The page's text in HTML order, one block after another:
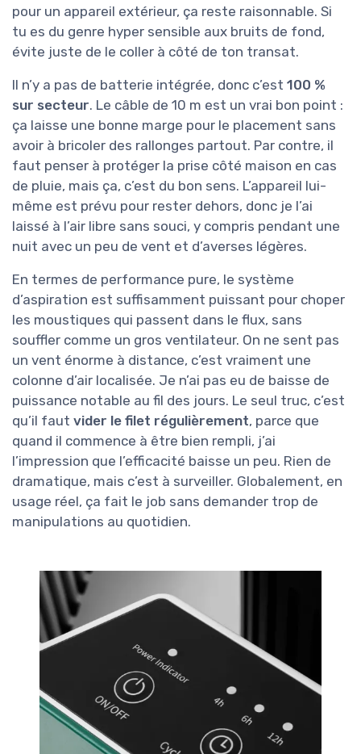
pour un appareil extérieur, ça reste raisonnable. Si
tu es du genre hyper sensible aux bruits de fond,
évite juste de le coller à côté de ton transat.
Il n’y a pas de batterie intégrée, donc c’est 100 %
sur secteur. Le câble de 10 m est un vrai bon point :
ça laisse une bonne marge pour le placement sans
avoir à bricoler des rallonges partout. Par contre, il
faut penser à protéger la prise côté maison en cas
de pluie, mais ça, c’est du bon sens. L’appareil lui-
même est prévu pour rester dehors, donc je l’ai
laissé à l’air libre sans souci, y compris pendant une
nuit avec un peu de vent et d’averses légères.
En termes de performance pure, le système
d’aspiration est suffisamment puissant pour choper
les moustiques qui passent dans le flux, sans
souffler comme un gros ventilateur. On ne sent pas
un vent énorme à distance, c’est vraiment une
colonne d’air localisée. Je n’ai pas eu de baisse de
puissance notable au fil des jours. Le seul truc, c’est
qu’il faut vider le filet régulièrement, parce que
quand il commence à être bien rempli, j’ai
l’impression que l’efficacité baisse un peu. Rien de
dramatique, mais c’est à surveiller. Globalement, en
usage réel, ça fait le job sans demander trop de
manipulations au quotidien.